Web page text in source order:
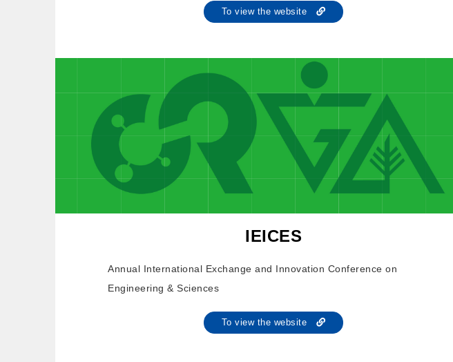
To view the website
IEICES
Annual International Exchange and Innovation Conference on
Engineering & Sciences
To view the website